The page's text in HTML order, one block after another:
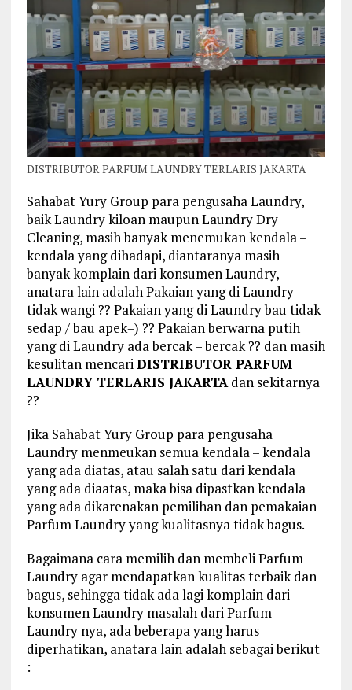
DISTRIBUTOR PARFUM LAUNDRY TERLARIS JAKARTA
Sahabat Yury Group para pengusaha Laundry,
baik Laundry kiloan maupun Laundry Dry
Cleaning, masih banyak menemukan kendala –
kendala yang dihadapi, diantaranya masih
banyak komplain dari konsumen Laundry,
anatara lain adalah Pakaian yang di Laundry
tidak wangi ?? Pakaian yang di Laundry bau tidak
sedap / bau apek=) ?? Pakaian berwarna putih
yang di Laundry ada bercak – bercak ?? dan masih
kesulitan mencariDISTRIBUTOR PARFUM
LAUNDRY TERLARIS JAKARTAdan sekitarnya
??
Jika Sahabat Yury Group para pengusaha
Laundry menmeukan semua kendala – kendala
yang ada diatas, atau salah satu dari kendala
yang ada diaatas, maka bisa dipastkan kendala
yang ada dikarenakan pemilihan dan pemakaian
Parfum Laundry yang kualitasnya tidak bagus.
Bagaimana cara memilih dan membeli Parfum
Laundry agar mendapatkan kualitas terbaik dan
bagus, sehingga tidak ada lagi komplain dari
konsumen Laundry masalah dari Parfum
Laundry nya, ada beberapa yang harus
diperhatikan, anatara lain adalah sebagai berikut
: